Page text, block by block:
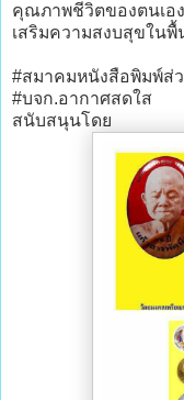
คุณภาพชีวิตของตนเอ
เสริมความสงบสุขใน
#สมาคมหนังสือพิมพ์ส่
#บจก.อากาศสดใส
สนับสนุนโดย